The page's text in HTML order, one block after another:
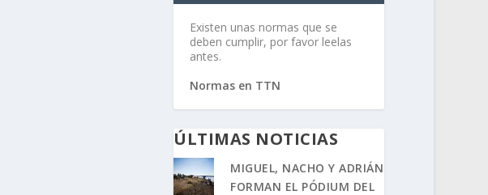
Existen unas normas que se
deben cumplir, por favor leelas
antes.
Normas en TTN
ÚLTIMAS NOTICIAS
MIGUEL, NACHO Y ADRIÁN
FORMAN EL PÓDIUM DEL